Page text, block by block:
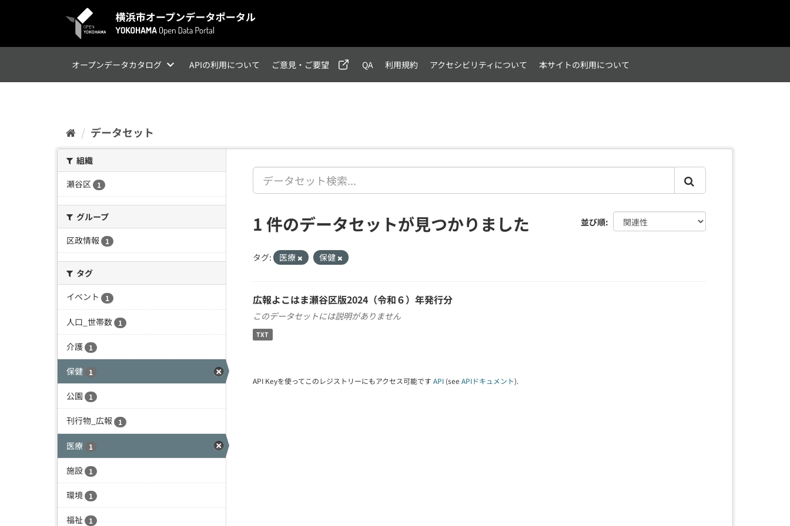
オープンデータカタログ APIの利用について ご意見・ご要望 QA 利用規約 アクセシビリティについて 本サイトの利用について
データセット
組織
瀬谷区
1
グループ
区政情報
1
タグ
イベント
1
人口_世帯数 1
介護 1
保健 1
公園 1
刊行物_広報 1
医療 1
施設 1
環境 1
福祉 1
並び順
1 件のデータセットが見つかりました
タグ: 医療 保健
広報よこはま瀬谷区版2024（令和６）年発行分
このデータセットには説明がありません
TXT
API Keyを使ってこのレジストリーにもアクセス可能です API (see APIドキュメント).